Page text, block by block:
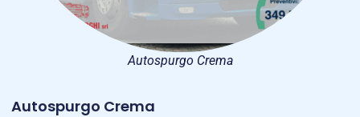
Autospurgo Crema
Autospurgo Crema